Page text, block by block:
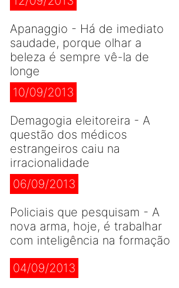
Apanaggio - Há de imediato
saudade, porque olhar a
beleza é sempre vê-la de
longe
10/09/2013
Demagogia eleitoreira - A
questão dos médicos
estrangeiros caiu na
irracionalidade
06/09/2013
Policiais que pesquisam - A
nova arma, hoje, é trabalhar
com inteligência na formação
04/09/2013